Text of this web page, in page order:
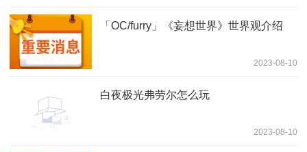
「OC/furry」《妄想世界》世界观介绍
2023-08-10
白夜极光弗劳尔怎么玩
2023-08-10